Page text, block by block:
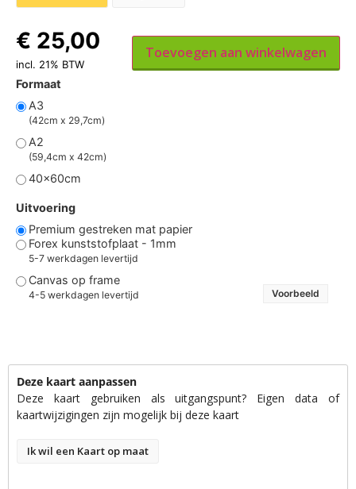
Formaat
A3
(42cm x 29,7cm)
A2
(59,4cm x 42cm)
40x60cm
Uitvoering
Premium gestreken mat papier
Forex kunststofplaat - 1mm
5-7 werkdagen levertijd
Canvas op frame
4-5 werkdagen levertijd Voorbeeld
€ 25,00
incl. 21% BTW
Toevoegen aan winkelwagen
Deze kaart aanpassen
Deze kaart gebruiken als uitgangspunt? Eigen data of
kaartwijzigingen zijn mogelijk bij deze kaart
Ik wil een Kaart op maat